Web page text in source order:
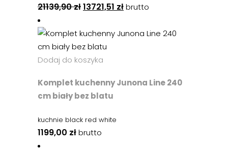
21139,90zł13721,51 złbrutto
Dodaj do koszyka
Komplet kuchenny Junona Line 240
cm biały bez blatu
kuchnie black red white
1199,00 złbrutto